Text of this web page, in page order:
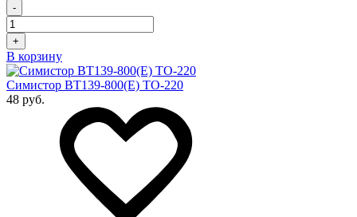
-
+
В корзину
Симистор BT139-800(E) TO-220
48 руб.